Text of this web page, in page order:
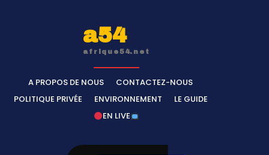
a54
afrique54.net
A PROPOS DE NOUS
CONTACTEZ-NOUS
POLITIQUE PRIVÉE
ENVIRONNEMENT
LE GUIDE
EN LIVE